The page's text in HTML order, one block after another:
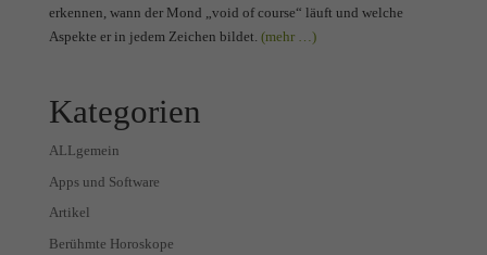
erkennen, wann der Mond „void of course“ läuft und welche
Aspekte er in jedem Zeichen bildet. (mehr …)
Kategorien
ALLgemein
Apps und Software
Artikel
Berühmte Horoskope